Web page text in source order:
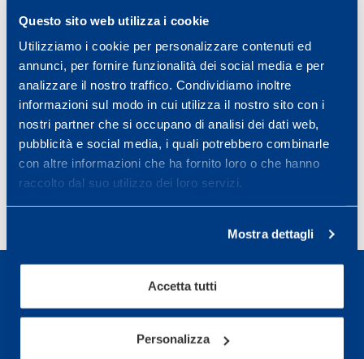
Questo sito web utilizza i cookie
Utilizziamo i cookie per personalizzare contenuti ed
annunci, per fornire funzionalità dei social media e per
analizzare il nostro traffico. Condividiamo inoltre
informazioni sul modo in cui utilizza il nostro sito con i
nostri partner che si occupano di analisi dei dati web,
pubblicità e social media, i quali potrebbero combinarle
con altre informazioni che ha fornito loro o che hanno
raccolto dal suo utilizzo dei loro servizi.
Mostra dettagli
Accetta tutti
Personalizza
Leggi tutto
AMBROGIO BECCARIA PRESENTA “ALLAGRANDE
AMBROGIO BECCARIA PRESENTA
Leggi tutto
Previous page
Page
2 Page
3 Page
5
Sport Service Mapei S.r.l. - Via Busto Fagnano 38,